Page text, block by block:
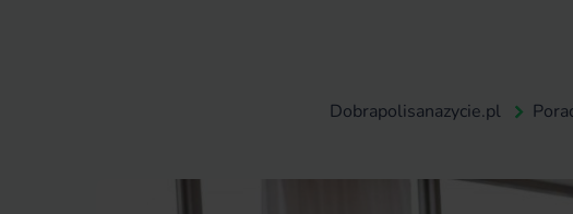
Dobrapolisanazycie.pl